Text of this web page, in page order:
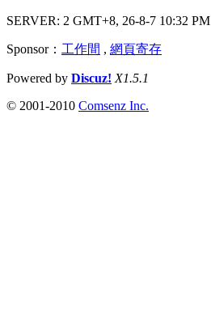
SERVER: 2 GMT+8, 26-8-7 10:32 PM
Sponsor： 工作間 , 網頁寄存
Powered by Discuz! X1.5.1
© 2001-2010 Comsenz Inc.